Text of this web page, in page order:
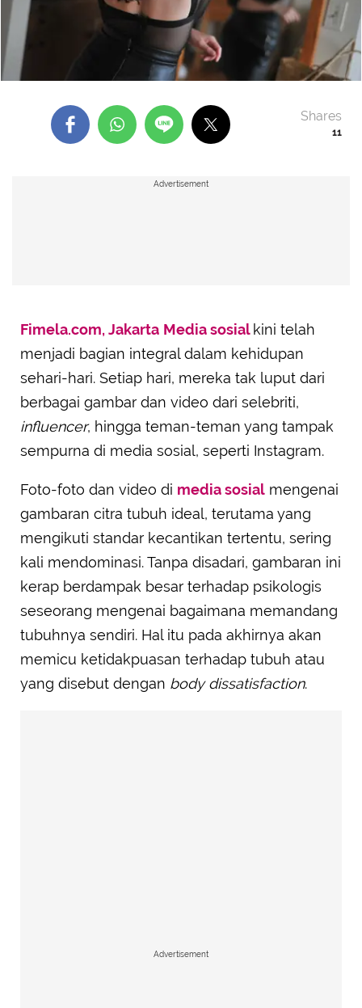
11
Shares
Advertisement
Fimela.com, Jakarta Media sosial kini telah
menjadi bagian integral dalam kehidupan
sehari-hari. Setiap hari, mereka tak luput dari
berbagai gambar dan video dari selebriti,
influencer, hingga teman-teman yang tampak
sempurna di media sosial, seperti Instagram.
Foto-foto dan video di media sosial mengenai
gambaran citra tubuh ideal, terutama yang
mengikuti standar kecantikan tertentu, sering
kali mendominasi. Tanpa disadari, gambaran ini
kerap berdampak besar terhadap psikologis
seseorang mengenai bagaimana memandang
tubuhnya sendiri. Hal itu pada akhirnya akan
memicu ketidakpuasan terhadap tubuh atau
yang disebut dengan body dissatisfaction.
Advertisement